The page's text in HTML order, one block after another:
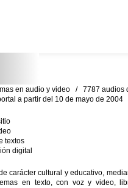
en audio y video / 7787 audios
a partir del 10 de mayo de 2004
textos
digital
carácter cultural y educativo,
en texto, con voz y video,